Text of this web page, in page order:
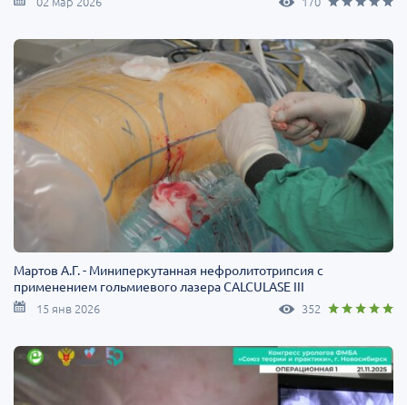
Мартов А.Г. - Миниперкутанная нефролитотрипсия с
применением гольмиевого лазера CALCULASE III
15 янв 2026 352